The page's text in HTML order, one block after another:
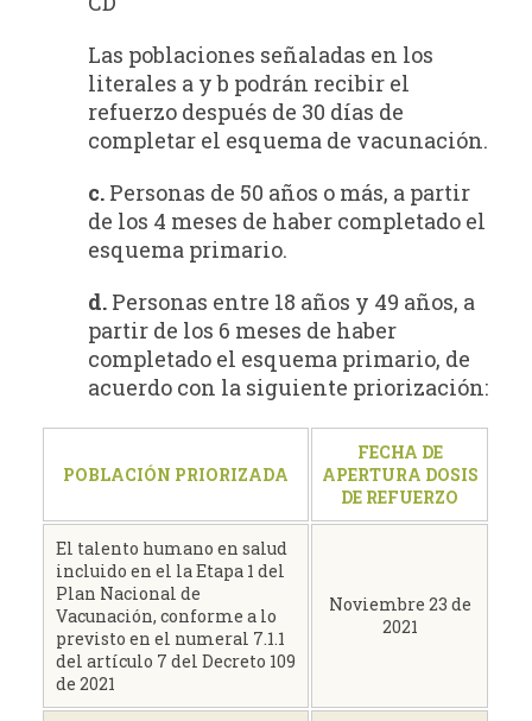
Las poblaciones señaladas en los
literales a y b podrán recibir el
refuerzo después de 30 días de
completar el esquema de vacunación.
c. Personas de 50 años o más, a partir
de los 4 meses de haber completado el
esquema primario.
d. Personas entre 18 años y 49 años, a
partir de los 6 meses de haber
completado el esquema primario, de
acuerdo con la siguiente priorización:
POBLACIÓN PRIORIZADA
FECHA DE
APERTURA DOSIS
DE REFUERZO
El talento humano en salud
incluido en el la Etapa 1 del
Plan Nacional de
Vacunación, conforme a lo
previsto en el numeral 7.1.1
del artículo 7 del Decreto 109
de 2021
Noviembre 23 de
2021